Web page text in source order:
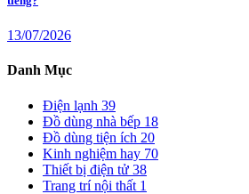
13/07/2026
Danh Mục
Điện lạnh 39
Đồ dùng nhà bếp 18
Đồ dùng tiện ích 20
Kinh nghiệm hay 70
Thiết bị điện tử 38
Trang trí nội thất 1